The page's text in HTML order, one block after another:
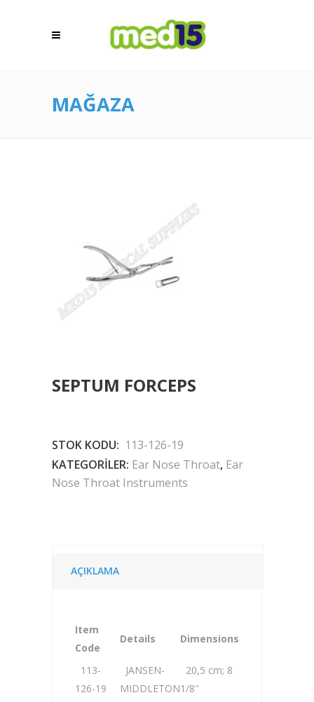
MAĞAZA
SEPTUM FORCEPS
STOK KODU: 113-126-19
KATEGORILER: Ear Nose Throat, Ear
Nose Throat Instruments
AÇIKLAMA
Item
Code
Details Dimensions
113-
126-19
JANSEN-
MIDDLETON
20,5 cm; 8
1/8″